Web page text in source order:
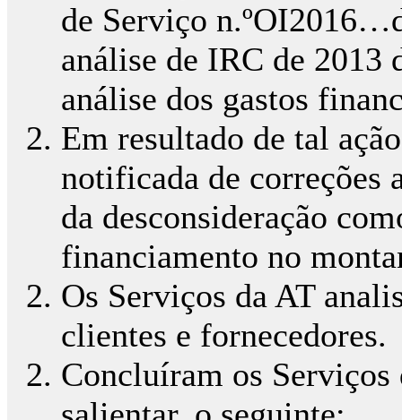
de Serviço
análise de IRC de 2013
análise dos gastos
Em resultado de tal
notificada de correções
da desconsideração
financiamento no
Os Serviços da AT
clientes e fornecedores.
Concluíram os